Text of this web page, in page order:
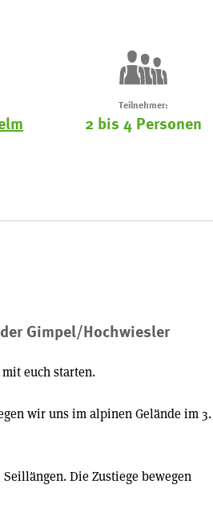
Teilnehmer:
2 bis 4 Personen
Gimpel/Hochwiesler
euch starten.
wir uns im alpinen Gelände im 3.
Die Zustiege bewegen